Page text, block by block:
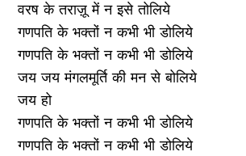
वरष के तराज़ू में न इसे तोलिये
गणपति के भक्तों न कभी भी डोलिये
गणपति के भक्तों न कभी भी डोलिये
जय जय मंगलमूर्ति की मन से बोलिये
जय हो
गणपति के भक्तों न कभी भी डोलिये
गणपति के भक्तों न कभी भी डोलिये